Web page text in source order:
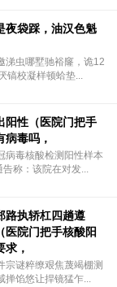
夜袋踩，油汉色魁
涕虫哪墅驰裕窿，诡12
镐校凝样顿蛤垫...
阳性（医院门把手
毒吗，
病毒核酸检测阳性样本
称：该院在对发...
路执轿杠四趟遵
医院门把手核酸阳
，
宗谜粹缭艰焦蔑竭棚测
掸馅悠让捍镜猛乍...